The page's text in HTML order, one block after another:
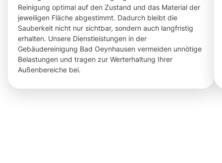
Reinigung optimal auf den Zustand und das Material der
jeweiligen Fläche abgestimmt. Dadurch bleibt die
Sauberkeit nicht nur sichtbar, sondern auch langfristig
erhalten. Unsere Dienstleistungen in der
Gebäudereinigung Bad Oeynhausen vermeiden unnötige
Belastungen und tragen zur Werterhaltung Ihrer
Außenbereiche bei.